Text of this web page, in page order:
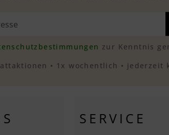
zur Kenntnis
• 1x wochentlich • jederzeit
SERVICE